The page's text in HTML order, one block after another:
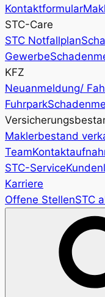
Kontaktformular
STC-Care
STC Notfallplan
Gewerbe
KFZ
Neuanmeldung/
Fuhrpark
Maklerbestand
Team
STC-Service
Karriere
Offene StellenSTC